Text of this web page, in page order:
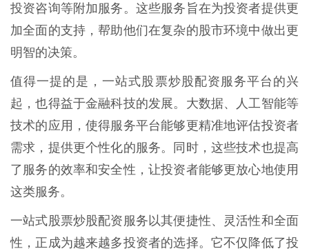
投资咨询等附加服务。这些服务旨在为投资者提供更
加全面的支持，帮助他们在复杂的股市环境中做出更
明智的决策。
值得一提的是，一站式股票炒股配资服务平台的兴
起，也得益于金融科技的发展。大数据、人工智能等
技术的应用，使得服务平台能够更精准地评估投资者
需求，提供更个性化的服务。同时，这些技术也提高
了服务的效率和安全性，让投资者能够更放心地使用
这类服务。
一站式股票炒股配资服务以其便捷性、灵活性和全面
性，正成为越来越多投资者的选择。它不仅降低了投